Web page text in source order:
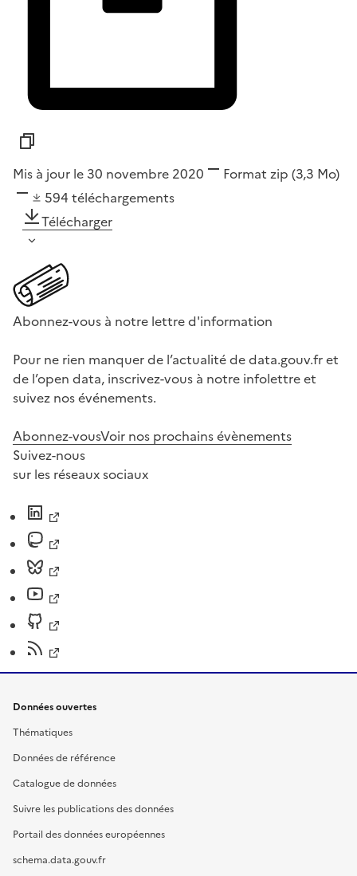
Mis à jour le 30 novembre 2020 Format zip (3,3 Mo)
594 téléchargements
Télécharger
Abonnez-vous à notre lettre d'information
Pour ne rien manquer de l’actualité de data.gouv.fr et
de l’open data, inscrivez-vous à notre infolettre et
suivez nos événements.
Abonnez-vousVoir nos prochains évènements
Suivez-nous
sur les réseaux sociaux
Données ouvertes
Thématiques
Données de référence
Catalogue de données
Suivre les publications des données
Portail des données européennes
schema.data.gouv.fr